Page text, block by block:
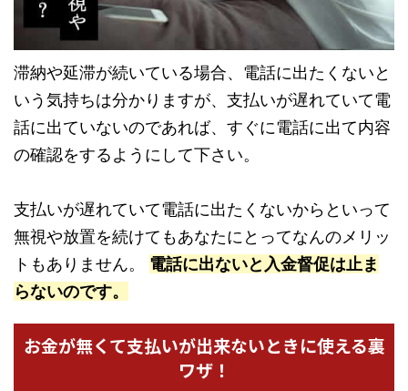
滞納や延滞が続いている場合、電話に出たくないと
いう気持ちは分かりますが、支払いが遅れていて電
話に出ていないのであれば、すぐに電話に出て内容
の確認をするようにして下さい。
支払いが遅れていて電話に出たくないからといって
無視や放置を続けてもあなたにとってなんのメリッ
トもありません。 電話に出ないと入金督促は止ま
らないのです。
お金が無くて支払いが出来ないときに使える裏
ワザ！